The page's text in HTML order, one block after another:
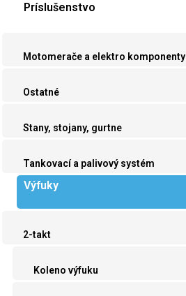
Príslušenstvo
Motomerače a elektro komponenty
Ostatné
Stany, stojany, gurtne
Tankovací a palivový systém
Výfuky
2-takt
Koleno výfuku